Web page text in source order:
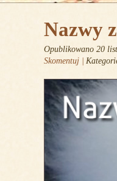
Nazwy
Opublikowano 20
Skomentuj |